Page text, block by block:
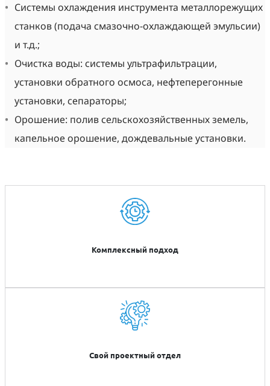
Системы охлаждения инструмента металлорежущих
станков (подача смазочно-охлаждающей эмульсии)
и т.д.;
Очистка воды: системы ультрафильтрации,
установки обратного осмоса, нефтеперегонные
установки, сепараторы;
Орошение: полив сельскохозяйственных земель,
капельное орошение, дождевальные установки.
Комплексный подход
Свой проектный отдел